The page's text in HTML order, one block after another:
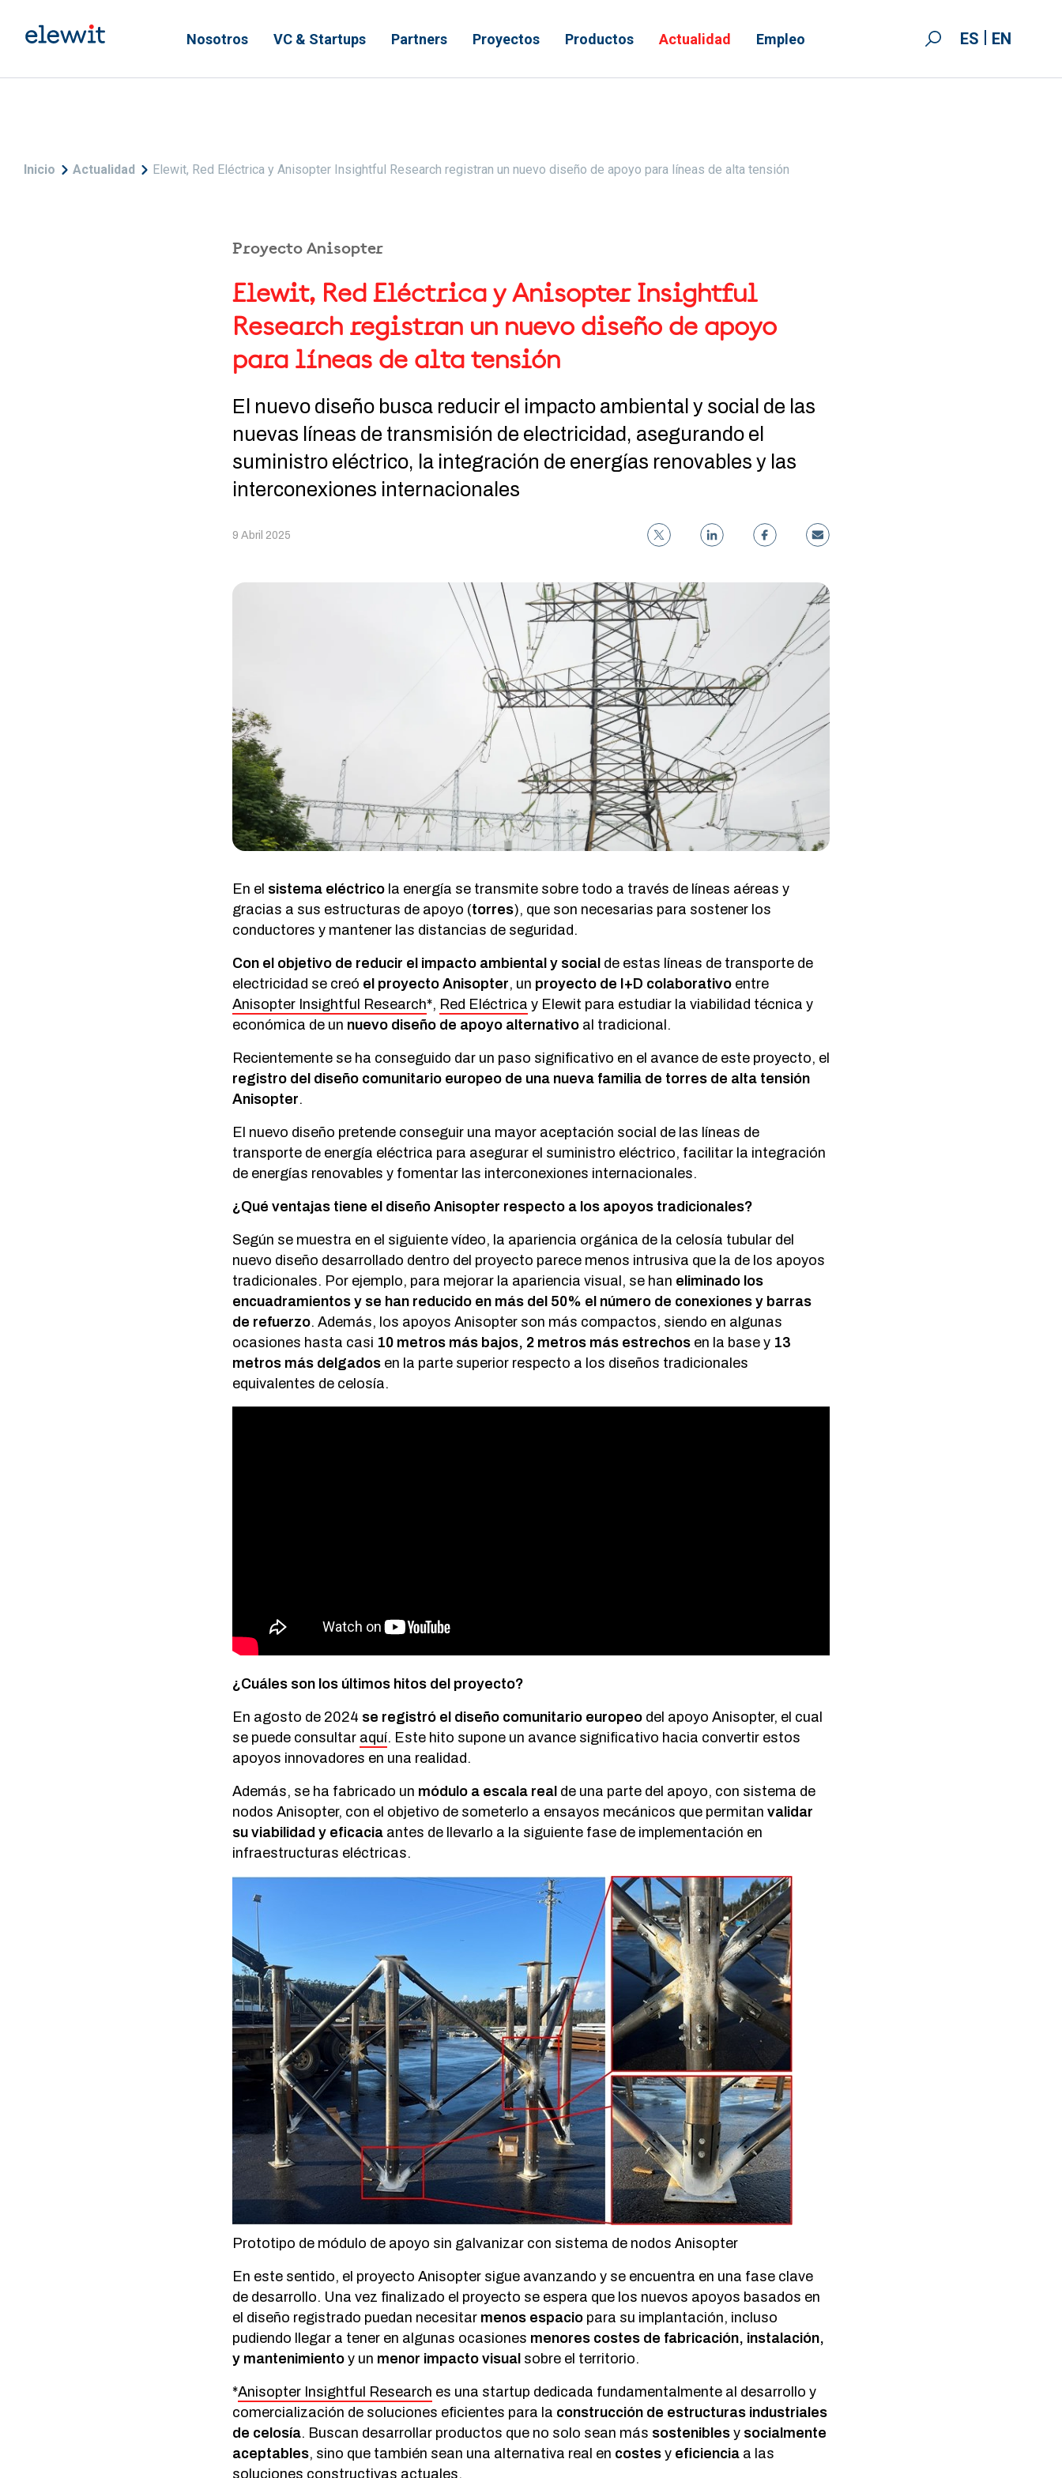
Nosotros
VC & Startups Partners Proyectos Productos Actualidad Empleo ES EN
Sobrescribir enlaces de ayuda a la navegación
Inicio Actualidad Elewit, Red Eléctrica y Anisopter Insightful Research registran un nuevo diseño de apoyo para líneas de alta tensión
Proyecto Anisopter
Elewit, Red Eléctrica y Anisopter Insightful
Research registran un nuevo diseño de apoyo
para líneas de alta tensión
El nuevo diseño busca reducir el impacto ambiental y social de las
nuevas líneas de transmisión de electricidad, asegurando el
suministro eléctrico, la integración de energías renovables y las
interconexiones internacionales
9 Abril 2025
En el sistema eléctrico la energía se transmite sobre todo a través de líneas aéreas y
gracias a sus estructuras de apoyo (torres), que son necesarias para sostener los
conductores y mantener las distancias de seguridad.
Con el objetivo de reducir el impacto ambiental y social de estas líneas de transporte de
electricidad se creó el proyecto Anisopter, un proyecto de I+D colaborativo entre
Anisopter Insightful Research*, Red Eléctrica y Elewit para estudiar la viabilidad técnica y
económica de un nuevo diseño de apoyo alternativo al tradicional.
Recientemente se ha conseguido dar un paso significativo en el avance de este proyecto, el
registro del diseño comunitario europeo de una nueva familia de torres de alta tensión
Anisopter.
El nuevo diseño pretende conseguir una mayor aceptación social de las líneas de
transporte de energía eléctrica para asegurar el suministro eléctrico, facilitar la integración
de energías renovables y fomentar las interconexiones internacionales.
¿Qué ventajas tiene el diseño Anisopter respecto a los apoyos tradicionales?
Según se muestra en el siguiente vídeo, la apariencia orgánica de la celosía tubular del
nuevo diseño desarrollado dentro del proyecto parece menos intrusiva que la de los apoyos
tradicionales. Por ejemplo, para mejorar la apariencia visual, se han eliminado los
encuadramientos y se han reducido en más del 50% el número de conexiones y barras
de refuerzo. Además, los apoyos Anisopter son más compactos, siendo en algunas
ocasiones hasta casi 10 metros más bajos, 2 metros más estrechos en la base y 13
metros más delgados en la parte superior respecto a los diseños tradicionales
equivalentes de celosía.
¿Cuáles son los últimos hitos del proyecto?
En agosto de 2024 se registró el diseño comunitario europeo del apoyo Anisopter, el cual
se puede consultar aquí. Este hito supone un avance significativo hacia convertir estos
apoyos innovadores en una realidad.
Además, se ha fabricado un módulo a escala real de una parte del apoyo, con sistema de
nodos Anisopter, con el objetivo de someterlo a ensayos mecánicos que permitan validar
su viabilidad y eficacia antes de llevarlo a la siguiente fase de implementación en
infraestructuras eléctricas.
Prototipo de módulo de apoyo sin galvanizar con sistema de nodos Anisopter
En este sentido, el proyecto Anisopter sigue avanzando y se encuentra en una fase clave
de desarrollo. Una vez finalizado el proyecto se espera que los nuevos apoyos basados en
el diseño registrado puedan necesitar menos espacio para su implantación, incluso
pudiendo llegar a tener en algunas ocasiones menores costes de fabricación, instalación,
y mantenimiento y un menor impacto visual sobre el territorio.
*Anisopter Insightful Research es una startup dedicada fundamentalmente al desarrollo y
comercialización de soluciones eficientes para la construcción de estructuras industriales
de celosía. Buscan desarrollar productos que no solo sean más sostenibles y socialmente
aceptables, sino que también sean una alternativa real en costes y eficiencia a las
soluciones constructivas actuales.